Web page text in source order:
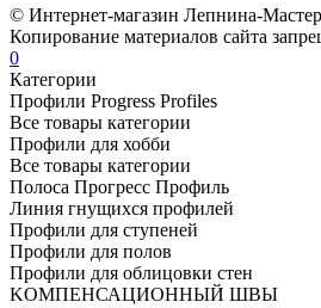
© Интернет-магазин Лепнина-Мастер
Копирование материалов сайта
0
Категории
Профили Progress Profiles
Все товары категории
Профили для хобби
Все товары категории
Полоса Прогресс Профиль
Линия гнущихся профилей
Профили для ступеней
Профили для полов
Профили для облицовки стен
KОМПЕНСАЦИОННЫЙ ШВЫ